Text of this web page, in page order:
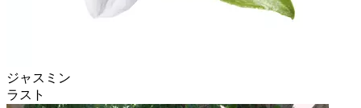
ジャスミン
ラスト